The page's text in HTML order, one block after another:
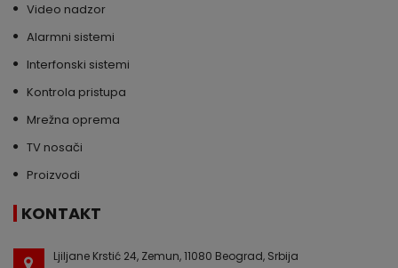
Video nadzor
Alarmni sistemi
Interfonski sistemi
Kontrola pristupa
Mrežna oprema
TV nosači
Proizvodi
KONTAKT
Ljiljane Krstić 24, Zemun, 11080 Beograd, Srbija